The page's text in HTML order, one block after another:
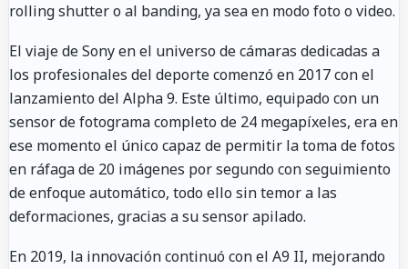
rolling shutter o al banding, ya sea en modo foto o video.
El viaje de Sony en el universo de cámaras dedicadas a
los profesionales del deporte comenzó en 2017 con el
lanzamiento del Alpha 9. Este último, equipado con un
sensor de fotograma completo de 24 megapíxeles, era en
ese momento el único capaz de permitir la toma de fotos
en ráfaga de 20 imágenes por segundo con seguimiento
de enfoque automático, todo ello sin temor a las
deformaciones, gracias a su sensor apilado.
En 2019, la innovación continuó con el A9 II, mejorando